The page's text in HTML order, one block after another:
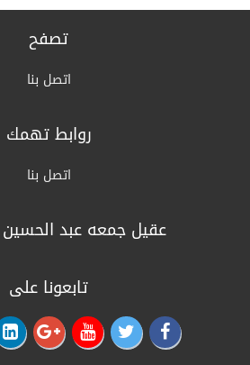
رئيس الوزراء يكلف وزير
المجلس الوزاري للاقتصاد
الخارجية: أمن واستقرار
القرارات الكاملة لجلسة
الزراعة: السلع الزراعية
التربية: نظام إدارة
الطلبة تقارير عن
تصفح
اتصل بنا
روابط تهمك
اتصل بنا
عقيل جمعه عبد
تابعونا على